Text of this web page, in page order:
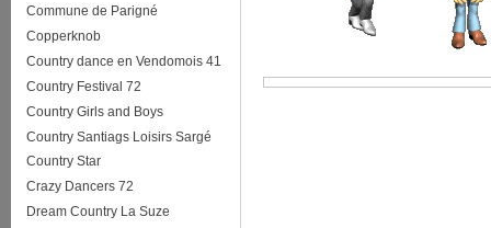
Commune de Parigné
Copperknob
Country dance en Vendomois 41
Country Festival 72
Country Girls and Boys
Country Santiags Loisirs Sargé
Country Star
Crazy Dancers 72
Dream Country La Suze